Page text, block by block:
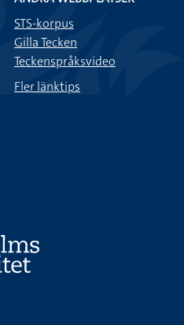
STS-korpus
Gilla Tecken
Teckenspråksvideo
Fler länktips